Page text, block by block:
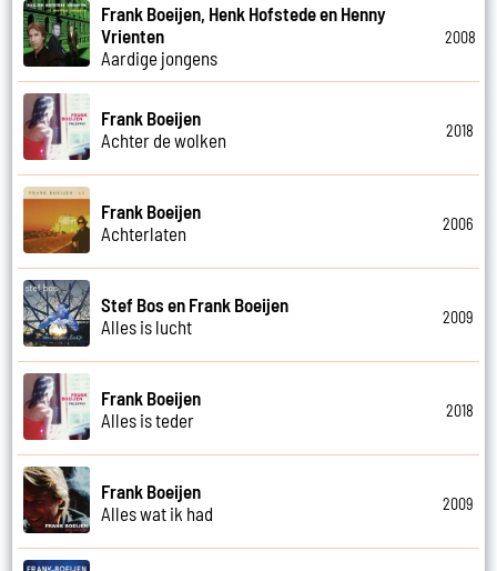
Frank Boeijen, Henk Hofstede en Henny
Vrienten
Aardige jongens
2008
Frank Boeijen
Achter de wolken
2018
Frank Boeijen
Achterlaten
2006
Stef Bos en Frank Boeijen
Alles is lucht
2009
Frank Boeijen
Alles is teder
2018
Frank Boeijen
Alles wat ik had
2009